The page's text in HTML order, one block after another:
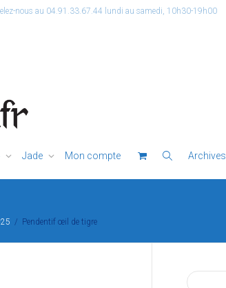
nous au 04.91.33.67.44 lundi au samedi, 10h30-19h00
Jade Mon compte Archives
Pendentif œil de tigre